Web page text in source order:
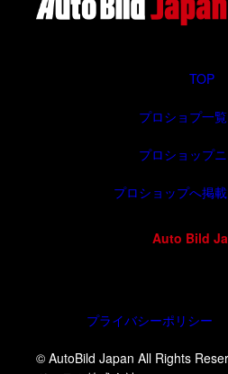
TOP
プロショプ一
プロショップ
プロショップへ掲
Auto Bild
© AutoBild Japan All Rights
プライバシーポリシー